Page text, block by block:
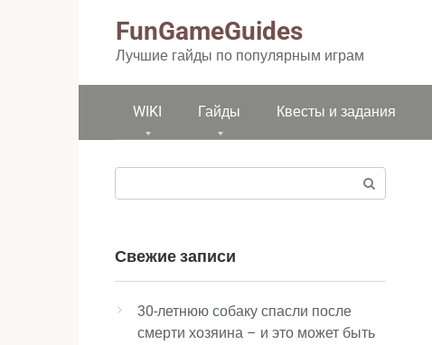
FunGameGuides
Лучшие гайды по популярным играм
WIKI Гайды Квесты и задания
Свежие записи
30-летнюю собаку спасли после
смерти хозяина – и это может быть